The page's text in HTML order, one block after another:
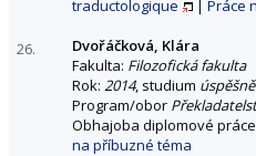
traductologique Práce
26.
Dvořáčková, Klára
Fakulta: Filozofická fakulta
Rok: 2014, studium
Program/obor
Obhajoba diplomové
na příbuzné téma